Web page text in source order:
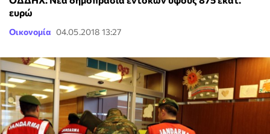
ευρώ
Οικονομία 04.05.2018 13:27